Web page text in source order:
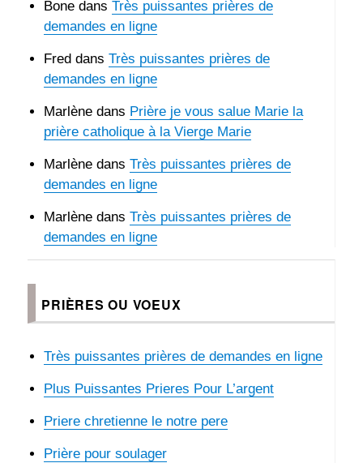
Bone dansTrès puissantes prières de
demandes en ligne
Fred dansTrès puissantes prières de
demandes en ligne
Marlène dans Prière je vous salue Marie la
prière catholique à la Vierge Marie
Marlène dansTrès puissantes prières de
demandes en ligne
Marlène dansTrès puissantes prières de
demandes en ligne
PRIÈRES OU VOEUX
Très puissantes prières de demandes en ligne
Plus Puissantes Prieres Pour L’argent
Priere chretienne le notre pere
Prière pour soulager